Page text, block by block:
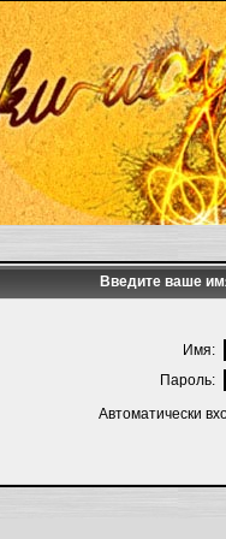
Введите ваше
Имя:
Пароль:
Автоматически